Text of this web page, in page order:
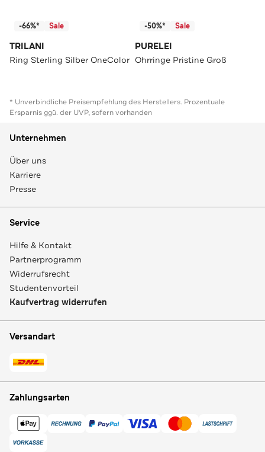
-66%* Sale
TRILANI
Ring Sterling Silber OneColor
-50%* Sale
PURELEI
Ohrringe Pristine Groß
* Unverbindliche Preisempfehlung des Herstellers. Prozentuale
Ersparnis ggü. der UVP, sofern vorhanden
Unternehmen
Über uns
Karriere
Presse
Service
Hilfe & Kontakt
Partnerprogramm
Widerrufsrecht
Studentenvorteil
Kaufvertrag widerrufen
Versandart
Zahlungsarten